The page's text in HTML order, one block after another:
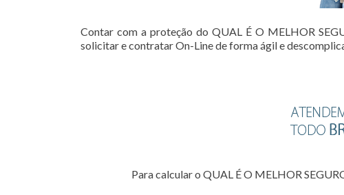
Contar com a proteção do QUAL É O MELHOR
solicitar e contratar On-Line de forma ágil e
Para calcular o QUAL É O MELHOR